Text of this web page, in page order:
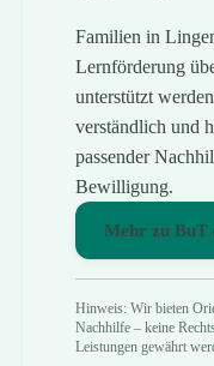
Familien in
Lernförderung
unterstützt
verständlich und
passender
Bewilligung.
Mehr zu BuT
Hinweis: Wir bieten
Nachhilfe – keine
Leistungen gewährt